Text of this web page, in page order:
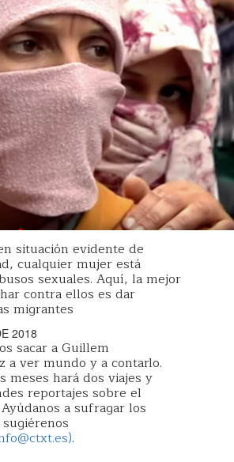
situación evidente de
cualquier mujer está
sexuales. Aquí, la mejor
contra ellos es dar
migrantes
2018
sacar a Guillem
a ver mundo y a contarlo.
meses hará dos viajes y
reportajes sobre el
a sufragar los
.